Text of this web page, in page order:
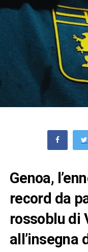
Genoa,
record da
rossoblu di
all’insegna